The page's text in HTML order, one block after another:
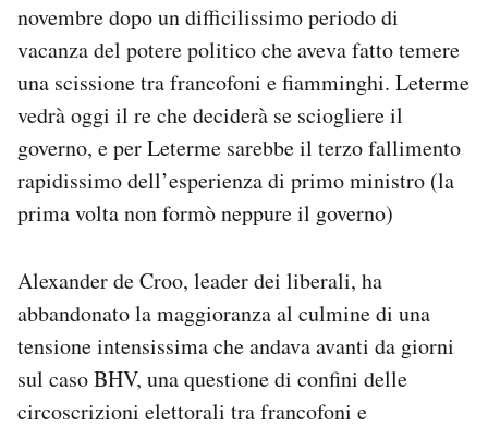
CALENDARIO
AREA PERSONALE
Area Personale
Newsletter
Notifiche mobile
Hai bisogno di aiuto?
novembre dopo un difficilissimo periodo di
vacanza del potere politico che aveva fatto temere
una scissione tra francofoni e fiamminghi. Leterme
vedrà oggi il re che deciderà se sciogliere il
governo, e per Leterme sarebbe il terzo fallimento
rapidissimo dell’esperienza di primo ministro (la
prima volta non formò neppure il governo)
Alexander de Croo, leader dei liberali, ha
abbandonato la maggioranza al culmine di una
tensione intensissima che andava avanti da giorni
sul caso BHV, una questione di confini delle
circoscrizioni elettorali tra francofoni e